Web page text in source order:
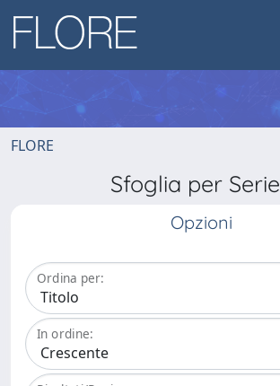
FLORE
Sfoglia per Serie
Opzioni
Ordina per:
In ordine: